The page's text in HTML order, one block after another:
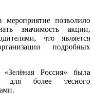
позволило
значимость акции,
что является
подробных
Россия» была
для более тесного